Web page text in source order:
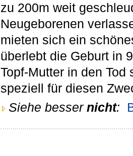
zu 200m weit
Neugeborenen
mieten sich ein
überlebt die Geburt in
Topf-Mutter in den
speziell für diesen
Siehe besser nicht: